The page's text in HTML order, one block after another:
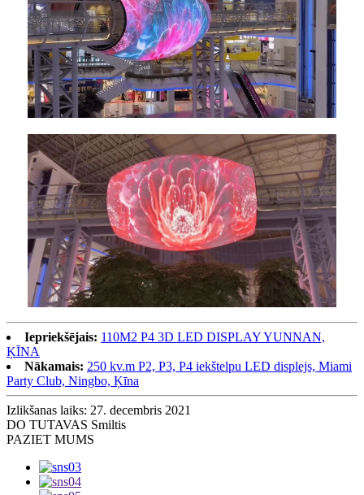
Iepriekšējais: 110M2 P4 3D LED DISPLAY YUNNAN,
ĶĪNA
Nākamais: 250 kv.m P2, P3, P4 iekštelpu LED displejs, Miami
Party Club, Ningbo, Ķīna
Izlikšanas laiks: 27. decembris 2021
DO TUTAVAS Smiltis
PAZIET MUMS